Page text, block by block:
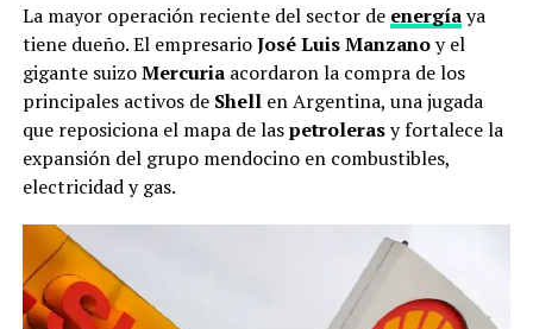
La mayor operación reciente del sector de energíaya
tiene dueño. El empresarioJosé Luis Manzanoy el
gigante suizoMercuriaacordaron la compra de los
principales activos de Shellen Argentina, una jugada
que reposiciona el mapa de laspetrolerasy fortalece la
expansión del grupo mendocino en combustibles,
electricidad y gas.